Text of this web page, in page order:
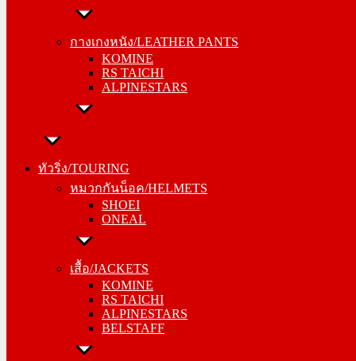
กางเกงหนัง/LEATHER PANTS
KOMINE
RS TAICHI
ALPINESTARS
ทัวริ่ง/TOURING
หมวกกันน็อค/HELMETS
SHOEI
ONEAL
เสื้อ/JACKETS
KOMINE
RS TAICHI
ALPINESTARS
BELSTAFF
กางเกงหนัง/LEATHER PANTS
RS TAICHI
ALPINESTARS
ทัวริ่ง/TOURING
SHOEI
ONEAL
เสื้อ/JACKETS
RS TAICHI
ALPINESTARS
BELSTAFF
กางเกง/PANTS